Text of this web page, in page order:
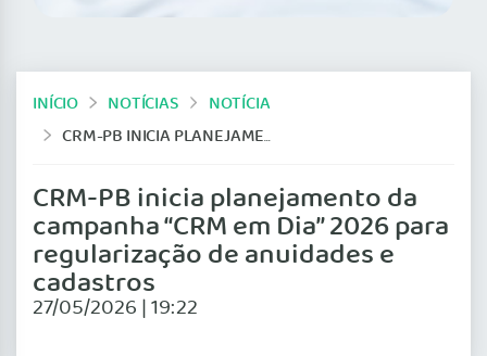
INÍCIO NOTÍCIAS
NOTÍCIA
CRM-PB INICIA PLANEJAMENTO DA CAMPANHA “CRM EM DIA” 2026 PARA REGULARIZAÇÃO DE ANUIDADES E CADASTROS
CRM-PB inicia planejamento da
campanha “CRM em Dia” 2026 para
regularização de anuidades e
cadastros
27/05/2026 | 19:22